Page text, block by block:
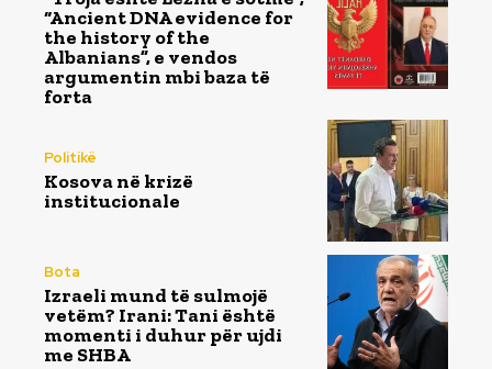
“Ancient DNA evidence for
the history of the
Albanians”, e vendos
argumentin mbi baza të
forta
Politikë
Kosova në krizë
institucionale
Bota
Izraeli mund të sulmojë
vetëm? Irani: Tani është
momenti i duhur për ujdi
me SHBA